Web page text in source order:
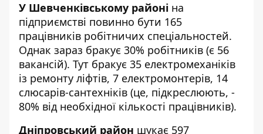
У Шевченківському районі на
підприємстві повинно бути 165
працівників робітничих спеціальностей.
Однак зараз бракує 30% робітників (є 56
вакансій). Тут бракує 35 електромеханіків
із ремонту ліфтів, 7 електромонтерів, 14
слюсарів-сантехніків (це, підкреслюють, -
80% від необхідної кількості працівників).
Дніпровський район шукає 597